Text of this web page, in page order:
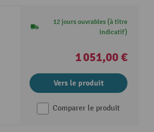
12 jours ouvrables (à titre
indicatif)
1 051,00 €
Vers le produit
Comparer le produit